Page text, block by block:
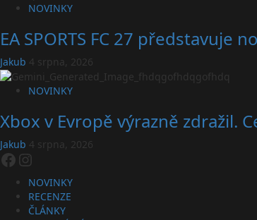
NOVINKY
EA SPORTS FC 27 představuje
Jakub 4 srpna, 2026
NOVINKY
Xbox v Evropě výrazně zdražil.
Jakub 4 srpna, 2026
Facebook
Instagram
NOVINKY
RECENZE
ČLÁNKY